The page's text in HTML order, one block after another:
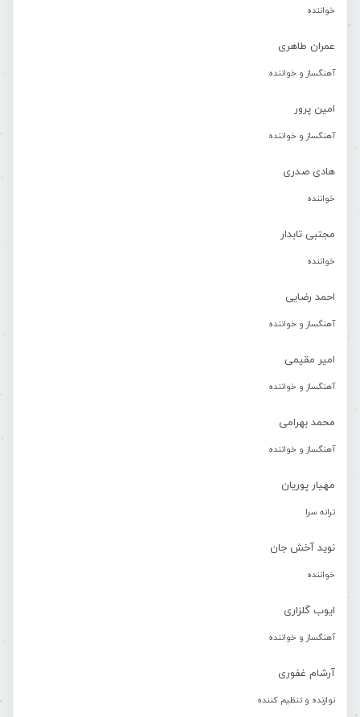
خواننده
عمران طاهری
آهنگساز و خواننده
امین پرور
آهنگساز و خواننده
هادی صدری
خواننده
مجتبی تابدار
خواننده
احمد رضایی
آهنگساز و خواننده
امیر مقیمی
آهنگساز و خواننده
محمد بهرامی
آهنگساز و خواننده
مهیار پوریان
ترانه سرا
نوید آخش جان
خواننده
ایوب گلزاری
آهنگساز و خواننده
آرشام غفوری
نوازنده و تنظیم کننده